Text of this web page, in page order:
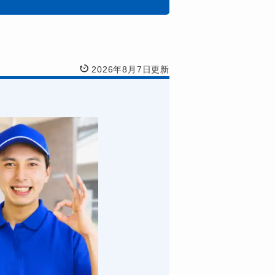
2026年8月7日更新